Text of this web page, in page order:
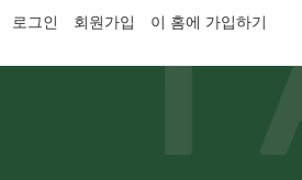
로그인 회원가입 이 홈에 가입하기